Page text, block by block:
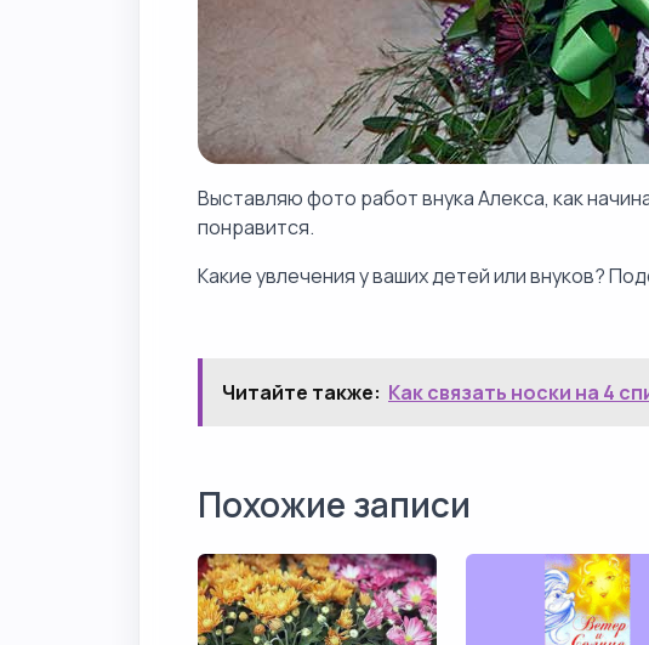
Выставляю фото работ внука Алекса, как
понравится.
Какие увлечения у ваших детей или внуков?
Читайте также: Как связать носки на 4
Похожие записи